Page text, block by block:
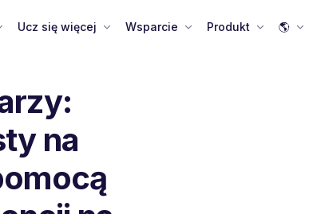
Ucz się więcej Wsparcie Produkt 🌎
na